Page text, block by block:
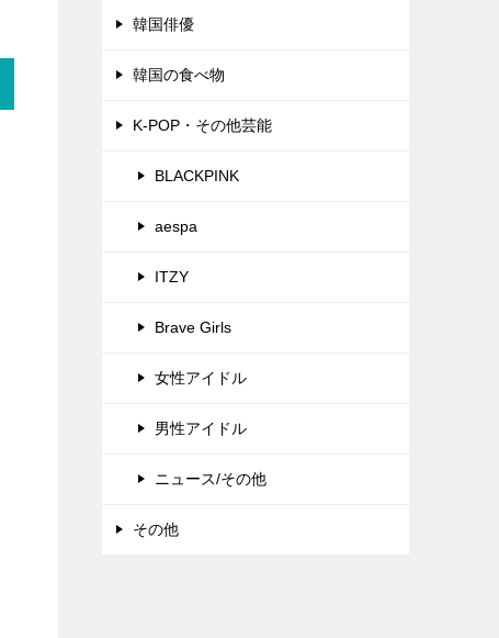
韓国俳優
韓国の食べ物
K-POP・その他芸能
BLACKPINK
aespa
ITZY
Brave Girls
女性アイドル
男性アイドル
ニュース/その他
その他